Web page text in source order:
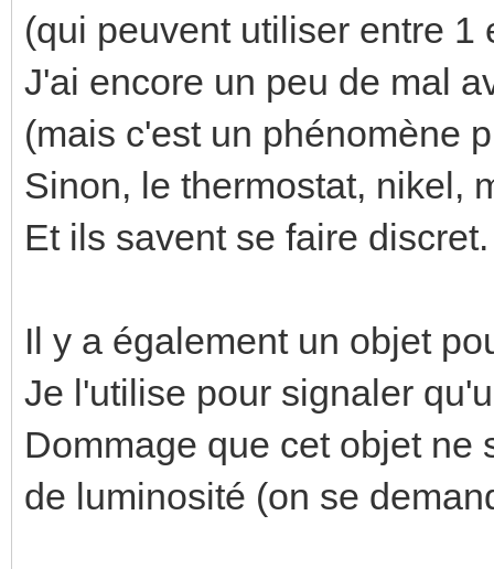
(qui peuvent utiliser entre 1
J'ai encore un peu de mal
(mais c'est un phénomène
Sinon, le thermostat, nikel,
Et ils savent se faire discret.
Il y a également un objet
Je l'utilise pour signaler
Dommage que cet objet ne
de luminosité (on se